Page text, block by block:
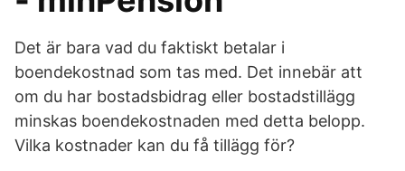
Det är bara vad du faktiskt betalar i
boendekostnad som tas med. Det innebär att
om du har bostadsbidrag eller bostadstillägg
minskas boendekostnaden med detta belopp.
Vilka kostnader kan du få tillägg för?